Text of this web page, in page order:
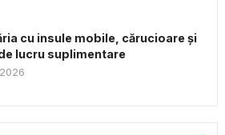
cu insule mobile, cărucioare și
lucru suplimentare